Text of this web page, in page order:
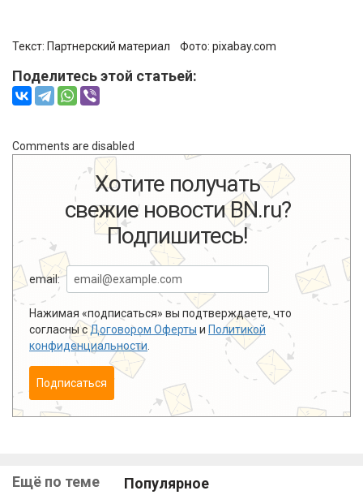
Текст: Партнерский материал Фото: pixabay.com
Поделитесь этой статьей:
Comments are disabled
Хотите получать
свежие новости BN.ru?
Подпишитесь!
email:
Нажимая «подписаться» вы подтверждаете, что
согласны сДоговором Оферты и Политикой
конфиденциальности
Подписаться
Ещё по теме Популярное